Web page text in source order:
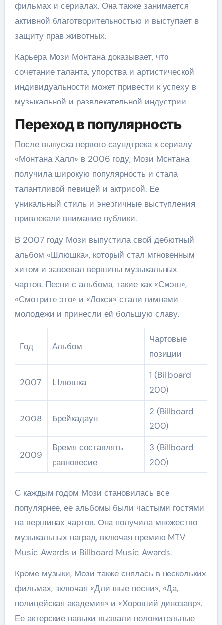
фильмах и сериалах. Она также занимается
активной благотворительностью и выступает в
защиту прав животных.
Карьера Мози Монтана доказывает, что
сочетание таланта, упорства и артистической
индивидуальности может привести к успеху в
музыкальной и развлекательной индустрии.
Переход в популярность
После выпуска первого саундтрека к сериалу
«Монтана Халл» в 2006 году, Мози Монтана
получила широкую популярность и стала
талантливой певицей и актрисой. Ее
уникальный стиль и энергичные выступления
привлекали внимание публики.
В 2007 году Мози выпустила свой дебютный
альбом «Шлюшка», который стал мгновенным
хитом и завоевал вершины музыкальных
чартов. Песни с альбома, такие как «Смэш»,
«Смотрите это» и «Локси» стали гимнами
молодежи и принесли ей большую славу.
Год Альбом
Чартовые
позиции
2007 Шлюшка
1 (Billboard
200)
2008 Брейкадаун
2 (Billboard
200)
2009
Время составлять
равновесие
3 (Billboard
200)
С каждым годом Мози становилась все
популярнее, ее альбомы были частыми гостями
на вершинах чартов. Она получила множество
музыкальных наград, включая премию MTV
Music Awards и Billboard Music Awards.
Кроме музыки, Мози также снялась в нескольких
фильмах, включая «Длинные песни», «Да,
полицейская академия» и «Хороший динозавр».
Ее актерские навыки вызвали положительные